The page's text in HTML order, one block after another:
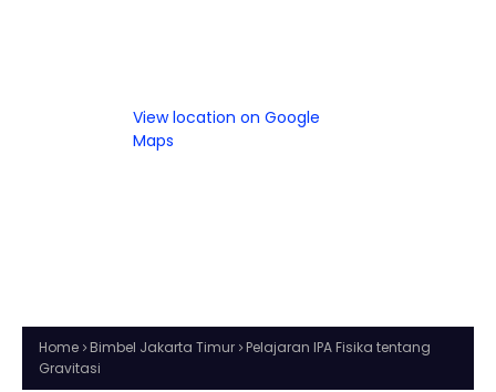
View location on Google
Maps
Home Bimbel Jakarta Timur
Pelajaran IPA Fisika tentang
Gravitasi